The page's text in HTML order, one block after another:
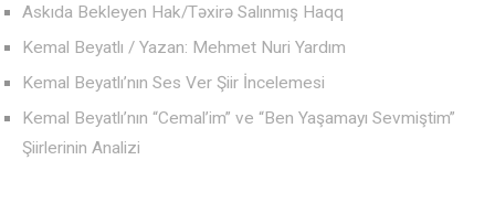
Askıda Bekleyen Hak/Təxirə Salınmış Haqq
Kemal Beyatlı / Yazan: Mehmet Nuri Yardım
Kemal Beyatlı’nın Ses Ver Şiir İncelemesi
Kemal Beyatlı’nın “Cemal’im” ve “Ben Yaşamayı Sevmiştim”
Şiirlerinin Analizi